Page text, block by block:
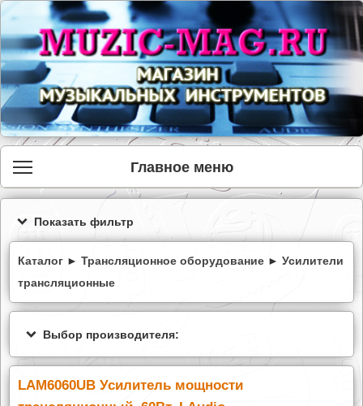
Главное меню
Показать фильтр
Каталог ► Трансляционное оборудование ► Усилители
трансляционные
Выбор производителя:
LAM6060UB Усилитель мощности